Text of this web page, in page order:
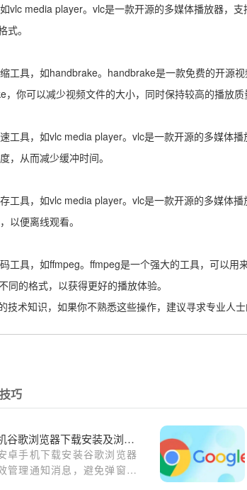
vlc media player。vlc是一款开源的多媒体播放器，
。
工具，如handbrake。handbrake是一款免费的开源
你可以减少视频文件的大小，同时保持较高的播放质
工具，如vlc media player。vlc是一款开源的多媒体
，从而减少缓冲时间。
工具，如vlc media player。vlc是一款开源的多媒体
以便离线观看。
工具，如ffmpeg。ffmpeg是一个强大的工具，可以用
的格式，以获得更好的播放体验。
技术知识，如果你不熟悉这些操作，建议寻求专业人士
技巧
安卓手机谷歌浏览器下载安装及浏览器通知消息管理教程
卓手机下载安装谷歌浏览器
管理通知消息，避免弹窗干